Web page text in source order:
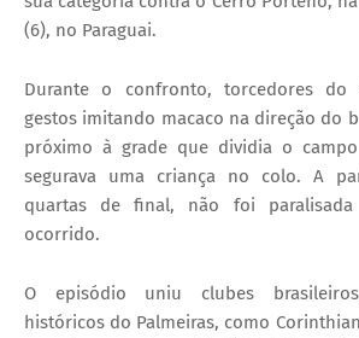
(6), no Paraguai.
Durante o confronto, torcedores do
gestos imitando macaco na direção do
próximo à grade que dividia o
segurava uma criança no colo. A
quartas de final, não foi
ocorrido.
O episódio uniu clubes
históricos do Palmeiras, como